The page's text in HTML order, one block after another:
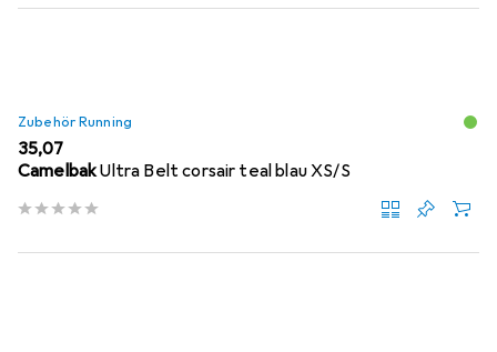
Zubehör Running
EUR
35,07
CamelbakUltra Belt corsair teal blau XS/S